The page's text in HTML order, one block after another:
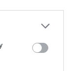
or more Google
You may click to
party tags to
in below Google